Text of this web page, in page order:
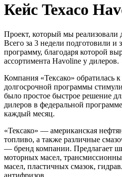
Кейс Texaco
Проект, который мы реализовали
Всего за 3 недели подготовили и
программу, благодаря которой
ассортимента Havoline у дилеров.
Компания «Тексако» обратилась
долгосрочной программы
было простое быстрое решение
дилеров в федеральной
каждый месяц.
«Тексако» — американская
топливо, а также различные
— бренд компании. Предлагает
моторных масел,
масел, пластичных смазок,
антифризов.